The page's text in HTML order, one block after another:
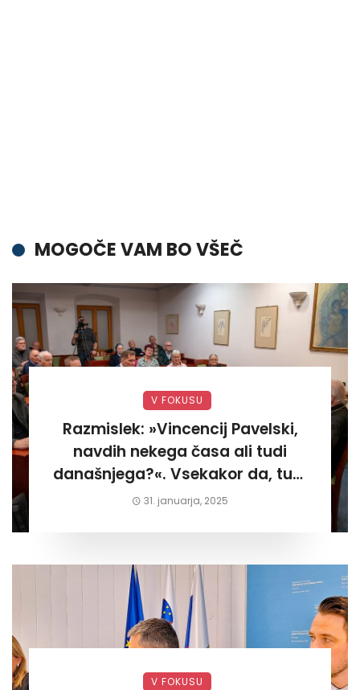
MOGOČE VAM BO VŠEČ
V FOKUSU
Razmislek: »Vincencij Pavelski,
navdih nekega časa ali tudi
današnjega?«. Vsekakor da, tudi
današnjega«
31. januarja, 2025
V FOKUSU